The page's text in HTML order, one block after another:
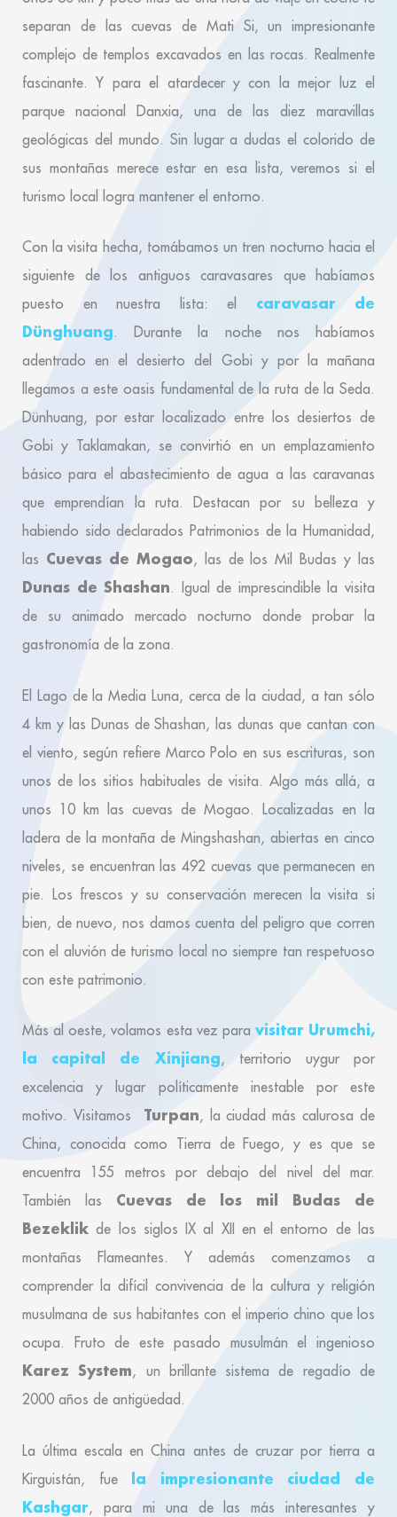
separan de las cuevas de Mati Si, un impresionante
complejo de templos excavados en las rocas. Realmente
fascinante. Y para el atardecer y con la mejor luz el
parque nacional Danxia, una de las diez maravillas
geológicas del mundo. Sin lugar a dudas el colorido de
sus montañas merece estar en esa lista, veremos si el
turismo local logra mantener el entorno.
Con la visita hecha, tomábamos un tren nocturno hacia el
siguiente de los antiguos caravasares que habíamos
puesto en nuestra lista: el
caravasar de
Dünghuang. Durante la noche nos habíamos
adentrado en el desierto del Gobi y por la mañana
llegamos a este oasis fundamental de la ruta de la Seda.
Dünhuang, por estar localizado entre los desiertos de
Gobi y Taklamakan, se convirtió en un emplazamiento
básico para el abastecimiento de agua a las caravanas
que emprendían la ruta. Destacan por su belleza y
habiendo sido declarados Patrimonios de la Humanidad,
las Cuevas de Mogao, las de los Mil Budas y las
Dunas de Shashan. Igual de imprescindible la visita
de su animado mercado nocturno donde probar la
gastronomía de la zona.
El Lago de la Media Luna, cerca de la ciudad, a tan sólo
4 km y las Dunas de Shashan, las dunas que cantan con
el viento, según refiere Marco Polo en sus escrituras, son
unos de los sitios habituales de visita. Algo más allá, a
unos 10 km las cuevas de Mogao. Localizadas en la
ladera de la montaña de Mingshashan, abiertas en cinco
niveles, se encuentran las 492 cuevas que permanecen en
pie. Los frescos y su conservación merecen la visita si
bien, de nuevo, nos damos cuenta del peligro que corren
con el aluvión de turismo local no siempre tan respetuoso
con este patrimonio.
Más al oeste, volamos esta vez para visitar Urumchi,
la capital de Xinjiang, territorio uygur por
excelencia y lugar políticamente inestable por este
motivo. Visitamos Turpan, la ciudad más calurosa de
China, conocida como Tierra de Fuego, y es que se
encuentra 155 metros por debajo del nivel del mar.
También las Cuevas de los mil Budas de
Bezeklik de los siglos IX al XII en el entorno de las
montañas Flameantes. Y además comenzamos a
comprender la difícil convivencia de la cultura y religión
musulmana de sus habitantes con el imperio chino que los
ocupa. Fruto de este pasado musulmán el ingenioso
Karez System, un brillante sistema de regadío de
2000 años de antigüedad.
La última escala en China antes de cruzar por tierra a
Kirguistán, fue
la impresionante ciudad de
Kashgar, para mi una de las más interesantes y